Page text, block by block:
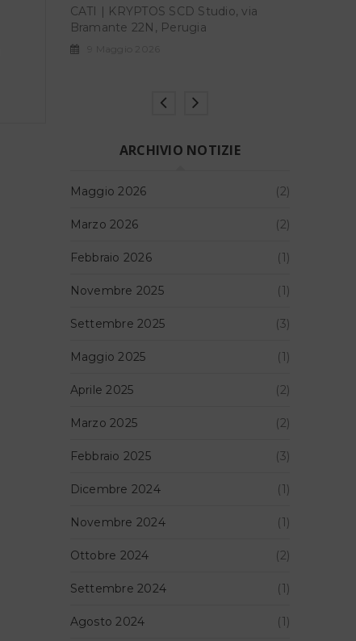
IGREEN – Museo del fiume-
ARCHIVIO NOTIZIE
Maggio 2026 (2)
Marzo 2026 (2)
Febbraio 2026 (1)
Novembre 2025 (1)
Settembre 2025 (3)
Maggio 2025 (1)
Aprile 2025 (2)
Marzo 2025 (2)
Febbraio 2025 (3)
Dicembre 2024 (1)
Novembre 2024 (1)
Ottobre 2024 (2)
Settembre 2024 (1)
Agosto 2024 (1)